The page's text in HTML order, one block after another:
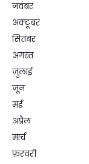
नवंबर
अक्टूबर
सितंबर
अगस्त
जुलाई
जून
मई
अप्रैल
मार्च
फ़रवरी